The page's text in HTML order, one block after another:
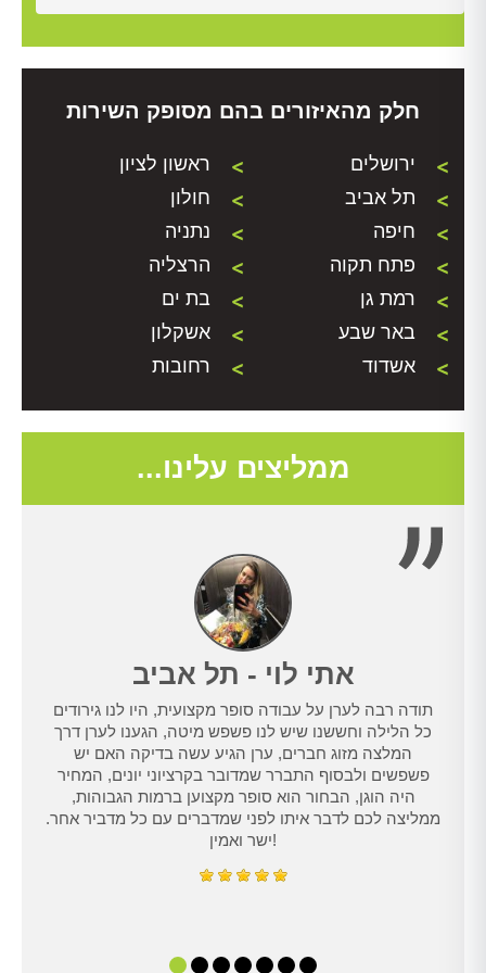
חלק מהאיזורים בהם מסופק השירות
ירושלים
ראשון לציון
תל אביב
חולון
חיפה
נתניה
פתח תקוה
הרצליה
רמת גן
בת ים
באר שבע
אשקלון
אשדוד
רחובות
ממליצים עלינו...
אתי לוי - תל אביב
תודה רבה לערן על עבודה סופר מקצועית, היו לנו גירודים
כל הלילה וחששנו שיש לנו פשפש מיטה, הגענו לערן דרך
המלצה מזוג חברים, ערן הגיע עשה בדיקה האם יש
פשפשים ולבסוף התברר שמדובר בקרציוני יונים, המחיר
היה הוגן, הבחור הוא סופר מקצוען ברמות הגבוהות,
ממליצה לכם לדבר איתו לפני שמדברים עם כל מדביר אחר.
ישר ואמין!